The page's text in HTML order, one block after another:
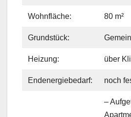
Wohnfläche: 80 m²
Grundstück:
Heizung: über
Endenergiebedarf: noch
–